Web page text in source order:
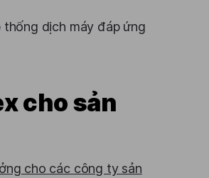
thống dịch máy đáp ứng
cho sản
cho các công ty sản